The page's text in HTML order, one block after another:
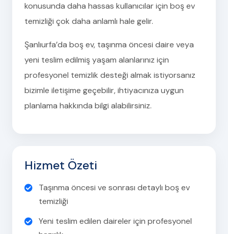
konusunda daha hassas kullanıcılar için boş ev
temizliği çok daha anlamlı hale gelir.
Şanlıurfa’da boş ev, taşınma öncesi daire veya
yeni teslim edilmiş yaşam alanlarınız için
profesyonel temizlik desteği almak istiyorsanız
bizimle iletişime geçebilir, ihtiyacınıza uygun
planlama hakkında bilgi alabilirsiniz.
Hizmet Özeti
Taşınma öncesi ve sonrası detaylı boş ev
temizliği
Yeni teslim edilen daireler için profesyonel